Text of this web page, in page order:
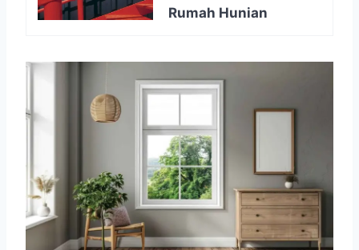
Rumah Hunian